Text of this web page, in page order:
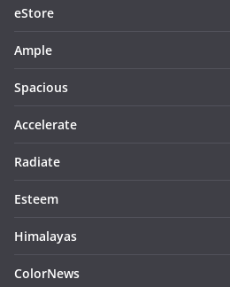
eStore
Ample
Spacious
Accelerate
Radiate
Esteem
Himalayas
ColorNews